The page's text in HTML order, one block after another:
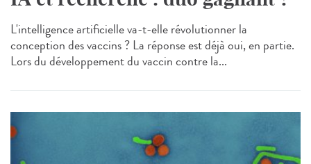
L'intelligence artificielle va-t-elle révolutionner la
conception des vaccins ? La réponse est déjà oui, en partie.
Lors du développement du vaccin contre la...